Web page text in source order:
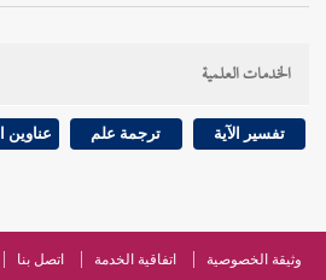
وحكىالرافعي
يشبه الخزف بحال ، ولو احترق
به بلا خلاف كالخزف ، نقله
( الثانية ) يشترطكون التراب له
الخدمات العلمية
تفسير الآية ترجمة علم عناوين
وثيقة الخصوصية اتفاقية الخدمة اتصل بنا